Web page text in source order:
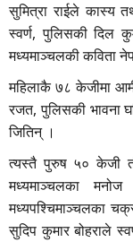
सुमित्रा राईले कास्य
स्वर्ण, पुलिसकी दिल
मध्यमाञ्चलकी कविता
महिलाकै ७८ केजीमा
रजत, पुलिसकी भावना
जितिन् ।
त्यस्तै पुरुष ५० केजी
मध्यमाञ्चलका
मध्यपश्चिमाञ्चलका
सुदिप कुमार बोहराले